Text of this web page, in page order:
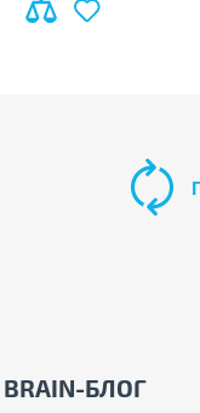
BRAIN-БЛОГ